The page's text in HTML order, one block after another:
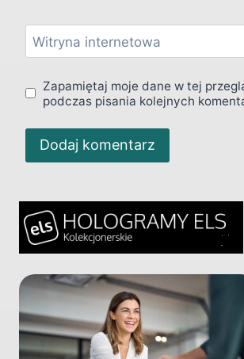
Witryna internetowa
Zapamiętaj moje dane w tej
podczas pisania kolejnych